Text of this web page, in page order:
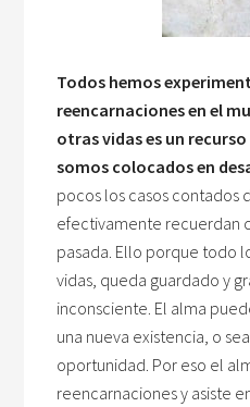
Todos hemos
reencarnaciones en el
otras vidas es un
somos colocados en
pocos los casos contados
efectivamente recuerdan
pasada. Ello porque todo
vidas, queda guardado y
inconsciente. El alma
una nueva existencia, o
oportunidad. Por eso el
reencarnaciones y asiste